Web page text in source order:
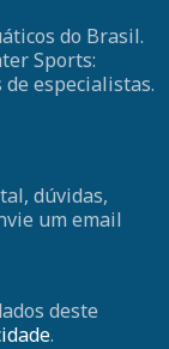
do Brasil.
Sports:
especialistas.
dúvidas,
um email
deste
.